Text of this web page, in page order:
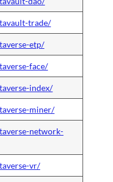
trade/
etp/
face/
index/
miner/
network-
vr/